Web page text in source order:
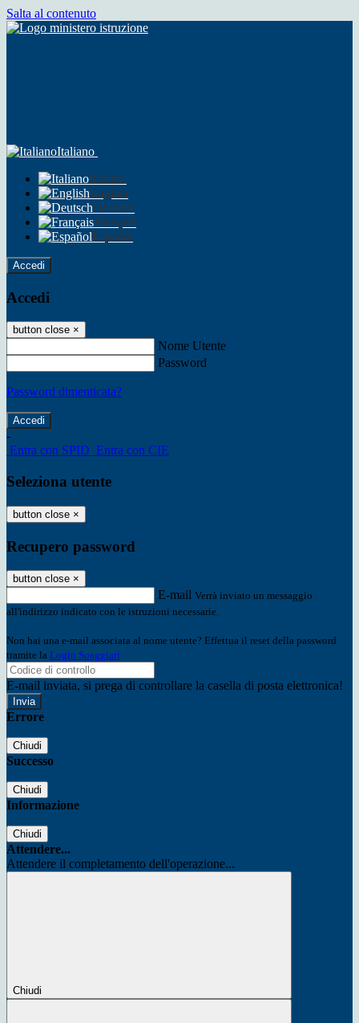
Salta al contenuto
Italiano
Italiano
English
Deutsch
Français
Español
Accedi
Accedi
button close ×
Nome Utente
Password
Password dimenticata?
-
Entra con SPID Entra con CIE
Seleziona utente
button close ×
Recupero password
button close ×
E-mail Verrà inviato un messaggio
all'indirizzo indicato con le istruzioni necessarie.
Non hai una e-mail associata al nome utente? Effettua il reset della password
tramite la Login Spaggiari
E-mail inviata, si prega di controllare la casella di posta elettronica!
Errore
Chiudi
Successo
Chiudi
Informazione
Chiudi
Attendere...
Attendere il completamento dell'operazione...
Chiudi